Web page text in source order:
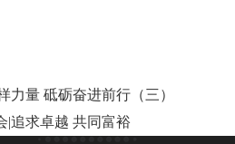
力量 砥砺奋进前行（三）
|追求卓越 共同富裕